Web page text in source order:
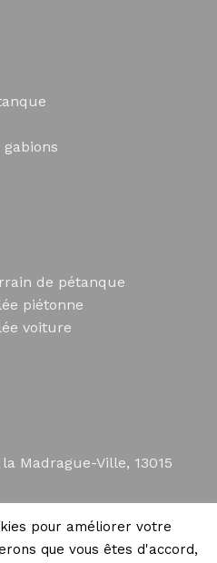
de pétanque
piétonne
voiture
Madrague-Ville, 13015
pour améliorer votre
que vous êtes d'accord,